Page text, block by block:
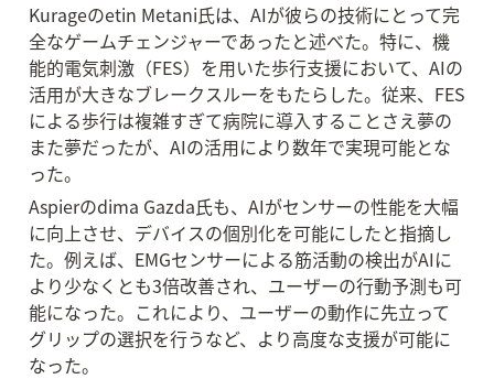
Kurageのetin Metani氏は、AIが彼らの技術にとって完
全なゲームチェンジャーであったと述べた。特に、機
能的電気刺激（FES）を用いた歩行支援において、AIの
活用が大きなブレークスルーをもたらした。従来、FES
による歩行は複雑すぎて病院に導入することさえ夢の
また夢だったが、AIの活用により数年で実現可能とな
った。
Aspierのdima Gazda氏も、AIがセンサーの性能を大幅
に向上させ、デバイスの個別化を可能にしたと指摘し
た。例えば、EMGセンサーによる筋活動の検出がAIに
より少なくとも3倍改善され、ユーザーの行動予測も可
能になった。これにより、ユーザーの動作に先立って
グリップの選択を行うなど、より高度な支援が可能に
なった。